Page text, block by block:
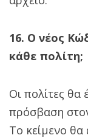
16. Ο νέος
κάθε πολίτη;
Οι πολίτες θα
πρόσβαση
Το κείμενο θα